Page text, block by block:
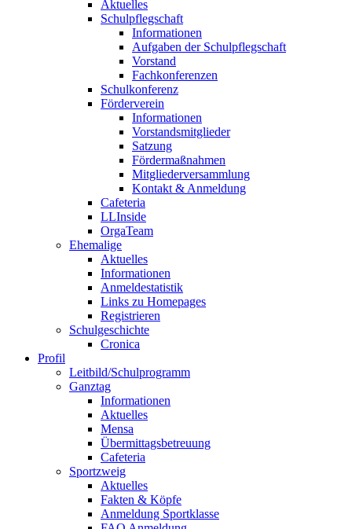
Aktuelles
Schulpflegschaft
Informationen
Aufgaben der Schulpflegschaft
Vorstand
Fachkonferenzen
Schulkonferenz
Förderverein
Informationen
Vorstandsmitglieder
Satzung
Fördermaßnahmen
Mitgliederversammlung
Kontakt & Anmeldung
Cafeteria
LLInside
OrgaTeam
Ehemalige
Aktuelles
Informationen
Anmeldestatistik
Links zu Homepages
Registrieren
Schulgeschichte
Cronica
Profil
Leitbild/Schulprogramm
Ganztag
Informationen
Aktuelles
Mensa
Übermittagsbetreuung
Cafeteria
Sportzweig
Aktuelles
Fakten & Köpfe
Anmeldung Sportklasse